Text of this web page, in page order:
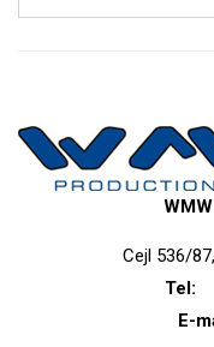
Cejl 536/
Tel:
E-